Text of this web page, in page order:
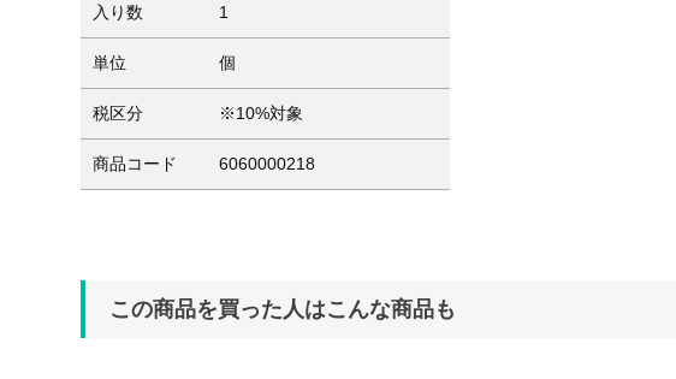
入り数 1
単位 個
税区分 ※10%対象
商品コード 6060000218
この商品を買った人はこんな商品も